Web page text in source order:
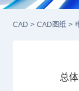
CAD > CAD图纸 >
总